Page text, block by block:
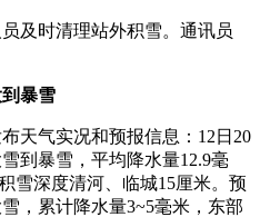
及时清理站外积雪。通讯员
到暴雪
天气实况和预报信息：12日20
到暴雪，平均降水量12.9毫
雪深度清河、临城15厘米。预
，累计降水量3~5毫米，东部